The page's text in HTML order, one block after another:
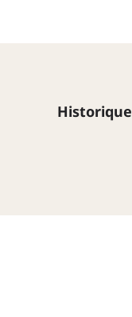
Historique